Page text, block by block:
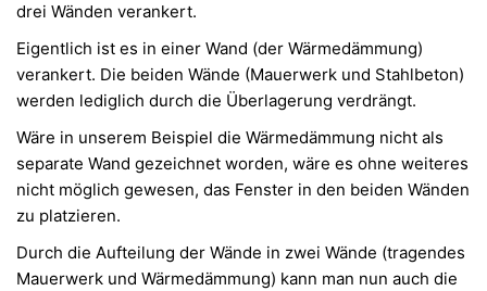
drei Wänden verankert.
Eigentlich ist es in einer Wand (der Wärmedämmung)
verankert. Die beiden Wände (Mauerwerk und Stahlbeton)
werden lediglich durch die Überlagerung verdrängt.
Wäre in unserem Beispiel die Wärmedämmung nicht als
separate Wand gezeichnet worden, wäre es ohne weiteres
nicht möglich gewesen, das Fenster in den beiden Wänden
zu platzieren.
Durch die Aufteilung der Wände in zwei Wände (tragendes
Mauerwerk und Wärmedämmung) kann man nun auch die